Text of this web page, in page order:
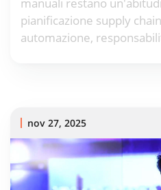
pianificazione supply
automazione,
nov 27, 2025